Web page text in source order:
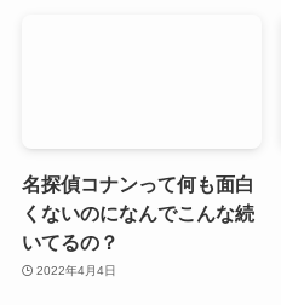
名探偵コナンって何も面白
くないのになんでこんな続
いてるの？
2022年4月4日